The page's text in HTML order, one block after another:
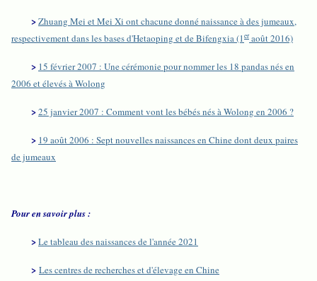
>Zhuang Mei et Mei Xi ont chacune donné naissance à des jumeaux,
respectivement dans les bases d'Hetaoping et de Bifengxia (1eraoût 2016)
> 15 février 2007 : Une cérémonie pour nommer les 18 pandas nés en
2006 et élevés à Wolong
>25 janvier 2007 : Comment vont les bébés nés à Wolong en 2006 ?
> 19 août 2006 : Sept nouvelles naissances en Chine dont deux paires
de jumeaux
Pour en savoir plus :
>Le tableau des naissances de l'année 2021
> Les centres de recherches et d'élevage en Chine